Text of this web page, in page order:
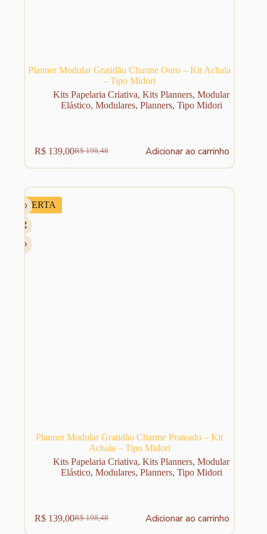
Planner Modular Gratidão Charme Ouro – Kit Achala
– Tipo Midori
Kits Papelaria Criativa,Kits Planners,Modular
Elástico, Modulares, Planners, Tipo Midori
R$198,48
O
preço
era:
R$139,00O
preço
é:
Adicionar ao carrinho
OFERTA
Planner Modular Gratidão Charme Prateado – Kit
Achala – Tipo Midori
Kits Papelaria Criativa,Kits Planners,Modular
Elástico, Modulares, Planners, Tipo Midori
R$198,48
O
R$139,00O
Adicionar ao carrinho